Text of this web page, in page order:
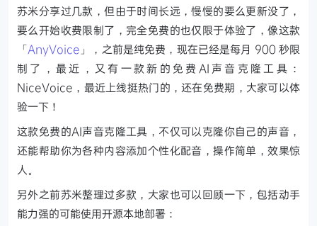
苏米分享过几款，但由于时间长远，慢慢的要么更新没了，
要么开始收费限制了，完全免费的也仅限于体验了，像这款
「AnyVoice 」，之前是纯免费，现在已经是每月 900 秒限
制了，最近，又有一款新的免费AI声音克隆工具：
NiceVoice，最近上线挺热门的，还在免费期，大家可以体
验一下！
这款免费的AI声音克隆工具，不仅可以克隆你自己的声音，
还能帮助你为各种内容添加个性化配音，操作简单，效果惊
人。
另外之前苏米整理过多款，大家也可以回顾一下，包括动手
能力强的可能使用开源本地部署：